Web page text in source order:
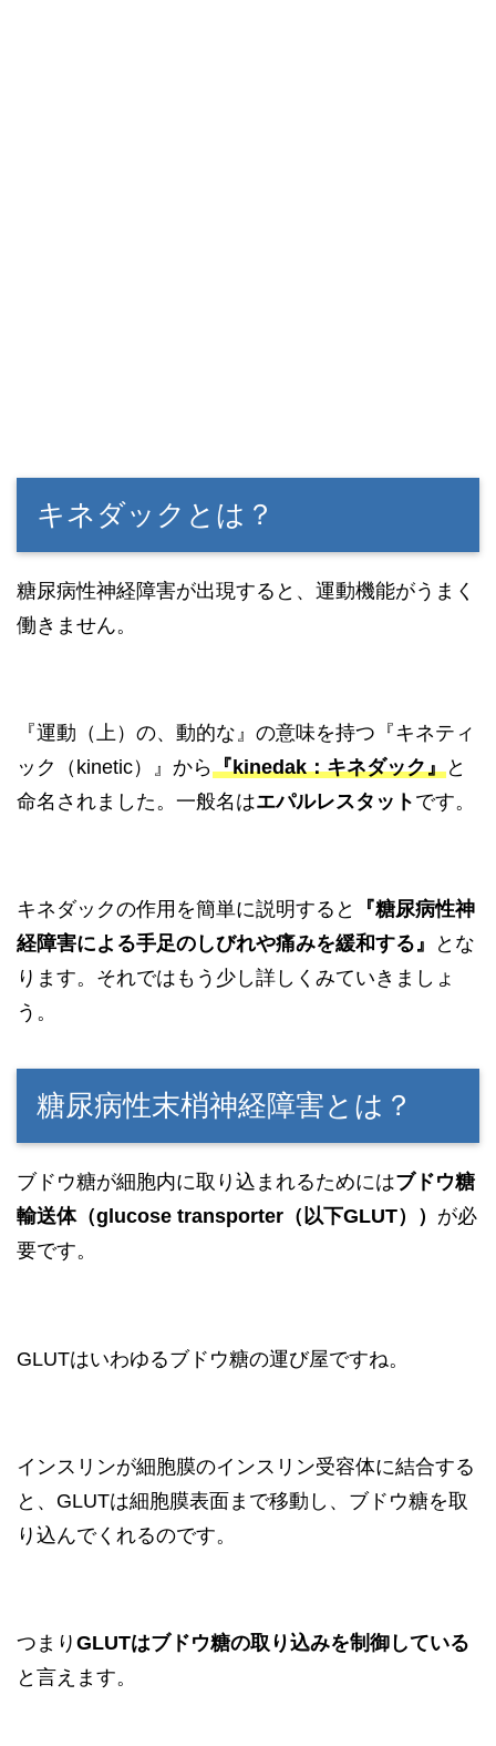
キネダックとは？
糖尿病性神経障害が出現すると、運動機能がうまく
働きません。
『運動（上）の、動的な』の意味を持つ『キネティ
ック（kinetic）』から『kinedak：キネダック』と
命名されました。一般名はエパルレスタット です。
キネダックの作用を簡単に説明すると
『糖尿病性神
経障害による手足のしびれや痛みを緩和する』
とな
ります。それではもう少し詳しくみていきましょ
う。
糖尿病性末梢神経障害とは？
ブドウ糖が細胞内に取り込まれるためにはブドウ糖
輸送体（glucose transporter（以下GLUT）） が必
要です。
GLUTはいわゆるブドウ糖の運び屋ですね。
インスリンが細胞膜のインスリン受容体に結合する
と、GLUTは細胞膜表面まで移動し、ブドウ糖を取
り込んでくれるのです。
つまり GLUTはブドウ糖の取り込みを制御している
と言えます。